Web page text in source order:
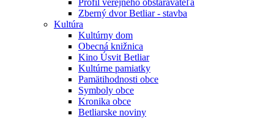
Profil verejného obstarávateľa
Zberný dvor Betliar - stavba
Kultúra
Kultúrny dom
Obecná knižnica
Kino Úsvit Betliar
Kultúrne pamiatky
Pamätihodnosti obce
Symboly obce
Kronika obce
Betliarske noviny